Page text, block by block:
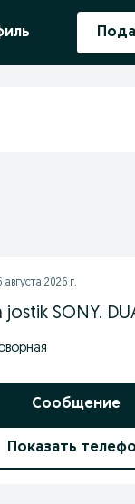
августа 2026 г.
SONY.
Сообщение
Показать